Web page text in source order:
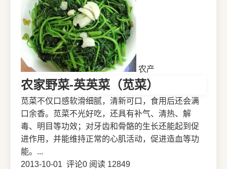
农产
农家野菜-英英菜（苋菜）
苋菜不仅口感软滑细腻，清新可口，食用后还会满
口余香。苋菜不光好吃，还具有补气、清热、解
毒、明目等功效；对牙齿和骨骼的生长还能起到促
进作用，并能维持正常的心肌活动，促进造血等功
能。...
2013-10-01 评论0 阅读 12849